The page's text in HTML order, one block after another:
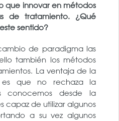
que innovar en métodos
de tratamiento. ¿Qué
sentido?
de paradigma las
también los métodos
La ventaja de la
es que no rechaza la
conocemos desde la
capaz de utilizar algunos
a su vez algunos